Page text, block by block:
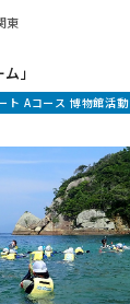
東
」
ト Aコース 博物館活動